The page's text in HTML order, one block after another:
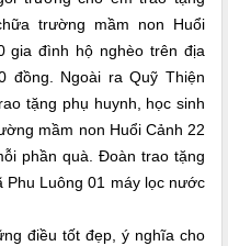
trường mầm non Huổi
gia đình hộ nghèo trên địa
đồng. Ngoài ra Quỹ Thiện
tặng phụ huynh, học sinh
mầm non Huổi Cảnh 22
phần quà. Đoàn trao tặng
Luông 01 máy lọc nước
điều tốt đẹp, ý nghĩa cho